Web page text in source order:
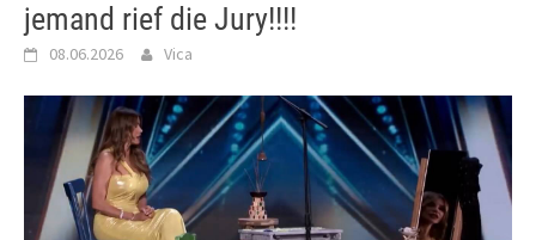
jemand rief die Jury!!!!
08.06.2026 Vica